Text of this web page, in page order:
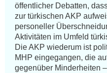
öffentlicher Debatten,
zur türkischen AKP
personeller
Aktivitäten im Umfeld
Die AKP wiederum ist
MHP eingegangen, die
gegenüber Minderheiten